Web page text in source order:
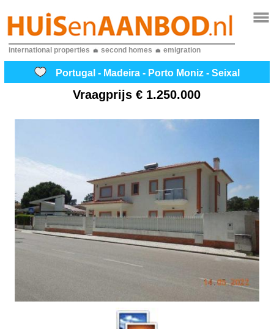
international properties second homes emigration
Portugal - Madeira - Porto Moniz - Seixal
Vraagprijs€ 1.250.000